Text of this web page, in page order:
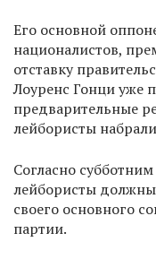
Его основной
националистов,
отставку
Лоуренс Гонци уже
предварительные
лейбористы
Согласно
лейбористы должны
своего основного
партии.